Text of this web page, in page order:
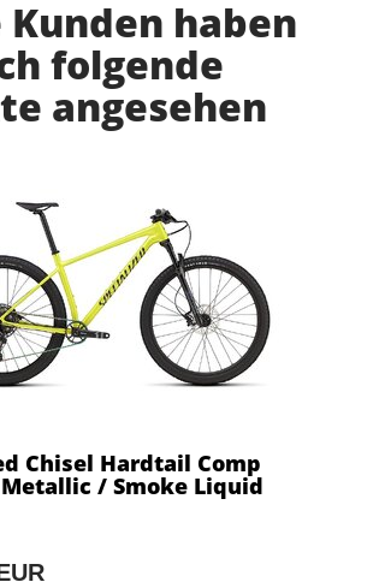
haben
folgende
angesehen
Chisel Hardtail Comp
/ Smoke Liquid